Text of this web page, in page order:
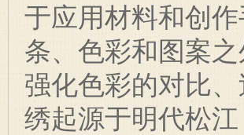
于应用材料和创
条、色彩和图案
强化色彩的对比
绣起源于明代松